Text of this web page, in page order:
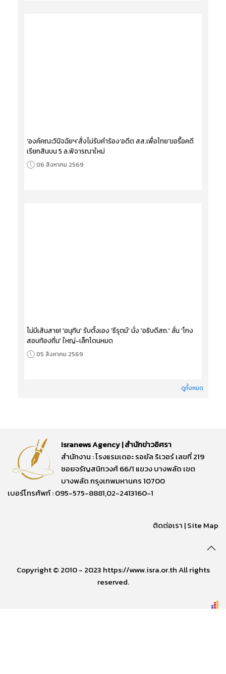
‘องค์คณะวินิจฉัยฯ’สั่งไม่รับคำร้อง‘อดีต สส.เพื่อไทย’ขอรื้อคดี
เรียกสินบน 5 ล.พิจารณาใหม่
06 สิงหาคม 2569
ไม่มีเส้นสาย! 'อนุทิน' รับตั้งเอง 'ธีรุตม์' นั่ง 'อธิบดีสถ.' ลั่น 'โกง
สอบท้องถิ่น' ใหญ่-เล็กโดนหมด
05 สิงหาคม 2569
ดูทั้งหมด
Isranews Agency | สำนักข่าวอิศรา
สำนักงาน : โรงแรมเดอะ รอยัล ริเวอร์ เลขที่ 219
ซอยจรัญสนิทวงศ์ 66/1 แขวง บางพลัด เขต
บางพลัด กรุงเทพมหานคร 10700
เบอร์โทรศัพท์ : 095-575-8881,02-2413160-1
ติดต่อเรา |Site Map
Copyright © 2010 - 2023 https://www.isra.or.th All rights
reserved.